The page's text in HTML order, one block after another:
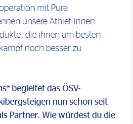
mit Pure
unsere Athlet:innen
die ihnen am besten
noch besser zu
begleitet das ÖSV-
nun schon seit
Partner. Wie würdest du die